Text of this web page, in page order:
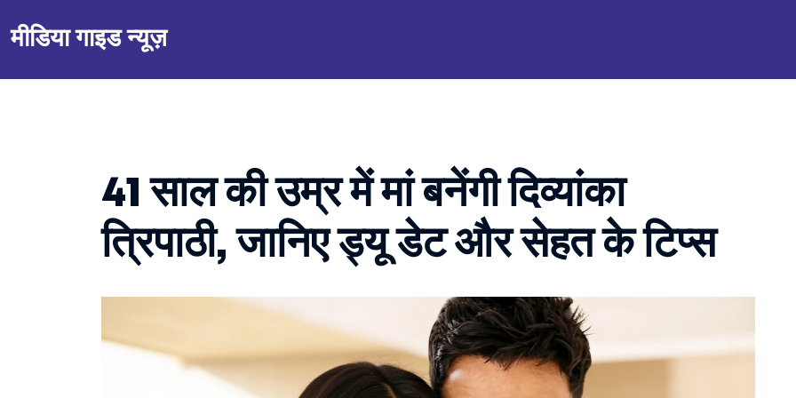
मीडिया गाइड न्यूज़
41 साल की उम्र में मां बनेंगी दिव्यांका
त्रिपाठी, जानिए ड्यू डेट और सेहत के टिप्स